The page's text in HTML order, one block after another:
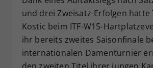
und drei Zweisatz-Erfolgen hatte
Kostic beim ITF-W15-
ihr bereits zweites Saisonfinale
internationalen Damenturnier
den zweiten Titel ihrer jungen
Zweck
Dieser Wert speichert
Einstellungen. Unter
zufällig generierte ID,
historische
vorgenommen